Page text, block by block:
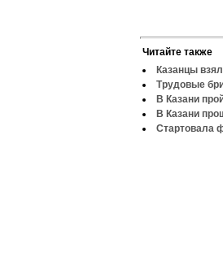
Читайте также
Казанцы
Трудовые
В Казани
В Казани
Стартовала